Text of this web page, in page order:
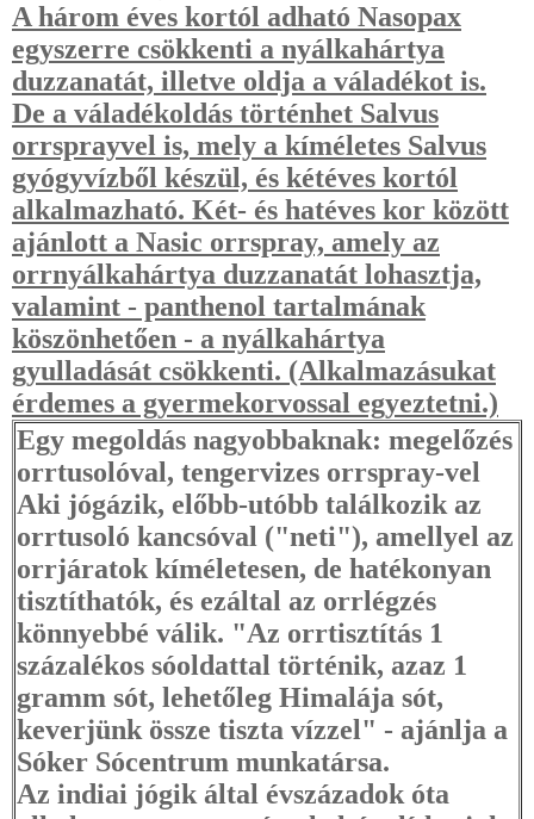
A három éves kortól adható Nasopax
egyszerre csökkenti a nyálkahártya
duzzanatát, illetve oldja a váladékot is.
De a váladékoldás történhet Salvus
orrsprayvel is, mely a kíméletes Salvus
gyógyvízből készül, és kétéves kortól
alkalmazható. Két- és hatéves kor között
ajánlott a Nasic orrspray, amely az
orrnyálkahártya duzzanatát lohasztja,
valamint - panthenol tartalmának
köszönhetően - a nyálkahártya
gyulladását csökkenti. (Alkalmazásukat
érdemes a gyermekorvossal egyeztetni.)
Egy megoldás nagyobbaknak: megelőzés
orrtusolóval, tengervizes orrspray-vel
Aki jógázik, előbb-utóbb találkozik az
orrtusoló kancsóval ("neti"), amellyel az
orrjáratok kíméletesen, de hatékonyan
tisztíthatók, és ezáltal az orrlégzés
könnyebbé válik. "Az orrtisztítás 1
százalékos sóoldattal történik, azaz 1
gramm sót, lehetőleg Himalája sót,
keverjünk össze tiszta vízzel" - ajánlja a
Sóker Sócentrum munkatársa.
Az indiai jógik által évszázadok óta